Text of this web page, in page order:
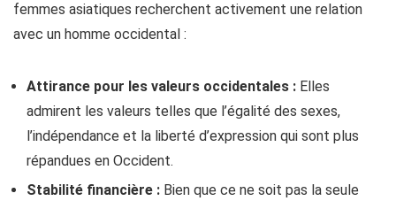
femmes asiatiques recherchent activement une relation
avec un homme occidental :
Attirance pour les valeurs occidentales : Elles
admirent les valeurs telles que l’égalité des sexes,
l’indépendance et la liberté d’expression qui sont plus
répandues en Occident.
Stabilité financière : Bien que ce ne soit pas la seule